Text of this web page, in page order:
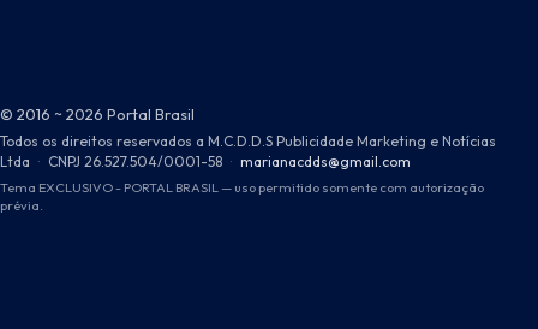
© 2016 ~ 2026 Portal Brasil
Todos os direitos reservados a M.C.D.D.S Publicidade Marketing e Notícias
Ltda · CNPJ 26.527.504/0001-58 · marianacdds@gmail.com
Tema EXCLUSIVO - PORTAL BRASIL — uso permitido somente com autorização
prévia.